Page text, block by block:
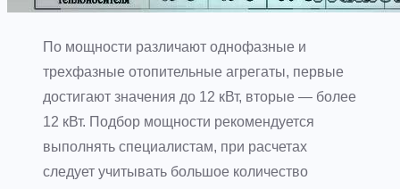
По мощности различают однофазные и
трехфазные отопительные агрегаты, первые
достигают значения до 12 кВт, вторые — более
12 кВт. Подбор мощности рекомендуется
выполнять специалистам, при расчетах
следует учитывать большое количество